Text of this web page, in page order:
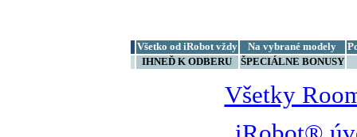
Všetko od iRobot vždy Na vybrané modely
IHNEĎ K ODBERU
ŠPECIÁLNE BONUSY
Všetky